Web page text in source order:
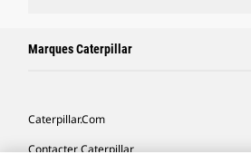
Marques Caterpillar
Caterpillar.com
Contacter Caterpillar